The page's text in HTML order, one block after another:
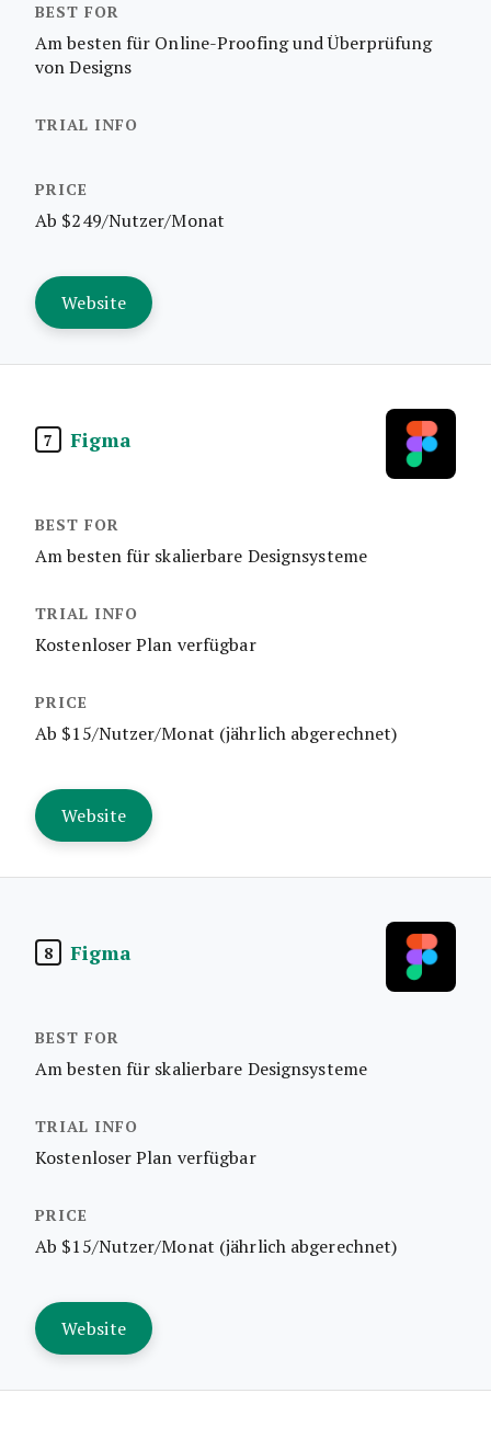
Am besten für Online-Proofing und Überprüfung
von Designs
Ab $249/Nutzer/Monat
Website
7 Figma
Am besten für skalierbare Designsysteme
Kostenloser Plan verfügbar
Ab $15/Nutzer/Monat (jährlich abgerechnet)
Website
8 Figma
Am besten für skalierbare Designsysteme
Kostenloser Plan verfügbar
Ab $15/Nutzer/Monat (jährlich abgerechnet)
Website